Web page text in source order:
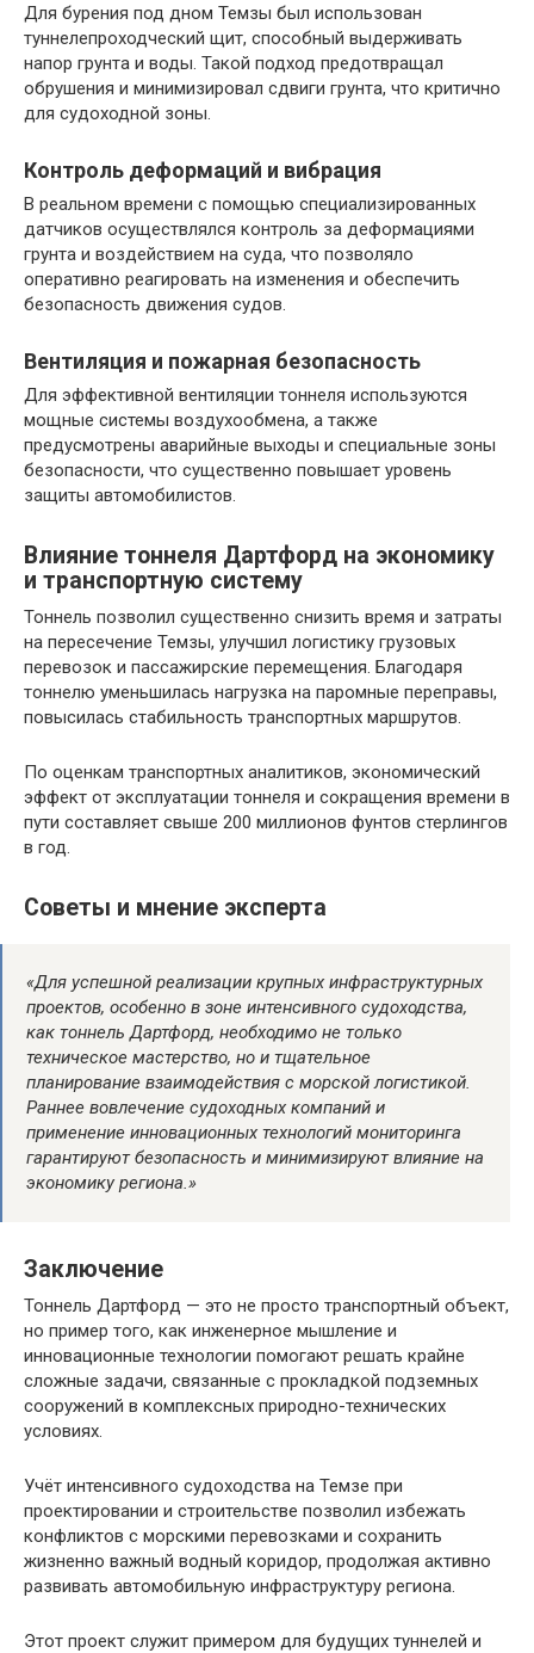
Для бурения под дном Темзы был использован
туннелепроходческий щит, способный выдерживать
напор грунта и воды. Такой подход предотвращал
обрушения и минимизировал сдвиги грунта, что критично
для судоходной зоны.
Контроль деформаций и вибрация
В реальном времени с помощью специализированных
датчиков осуществлялся контроль за деформациями
грунта и воздействием на суда, что позволяло
оперативно реагировать на изменения и обеспечить
безопасность движения судов.
Вентиляция и пожарная безопасность
Для эффективной вентиляции тоннеля используются
мощные системы воздухообмена, а также
предусмотрены аварийные выходы и специальные зоны
безопасности, что существенно повышает уровень
защиты автомобилистов.
Влияние тоннеля Дартфорд на экономику
и транспортную систему
Тоннель позволил существенно снизить время и затраты
на пересечение Темзы, улучшил логистику грузовых
перевозок и пассажирские перемещения. Благодаря
тоннелю уменьшилась нагрузка на паромные переправы,
повысилась стабильность транспортных маршрутов.
По оценкам транспортных аналитиков, экономический
эффект от эксплуатации тоннеля и сокращения времени в
пути составляет свыше 200 миллионов фунтов стерлингов
в год.
Советы и мнение эксперта
«Для успешной реализации крупных инфраструктурных
проектов, особенно в зоне интенсивного судоходства,
как тоннель Дартфорд, необходимо не только
техническое мастерство, но и тщательное
планирование взаимодействия с морской логистикой.
Раннее вовлечение судоходных компаний и
применение инновационных технологий мониторинга
гарантируют безопасность и минимизируют влияние на
экономику региона.»
Заключение
Тоннель Дартфорд — это не просто транспортный объект,
но пример того, как инженерное мышление и
инновационные технологии помогают решать крайне
сложные задачи, связанные с прокладкой подземных
сооружений в комплексных природно-технических
условиях.
Учёт интенсивного судоходства на Темзе при
проектировании и строительстве позволил избежать
конфликтов с морскими перевозками и сохранить
жизненно важный водный коридор, продолжая активно
развивать автомобильную инфраструктуру региона.
Этот проект служит примером для будущих туннелей и